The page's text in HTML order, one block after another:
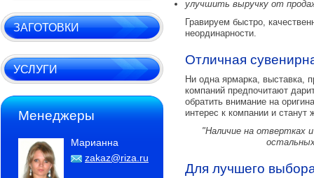
ЗАГОТОВКИ
УСЛУГИ
Менеджеры
Марианна
zakaz@riza.ru
улучшить выручку от
Гравируем быстро,
неординарности.
Отличная
Ни одна ярмарка, выставка,
компаний предпочитают
обратить внимание на
интерес к компании и
"Наличие на отвертках
Для лучшего